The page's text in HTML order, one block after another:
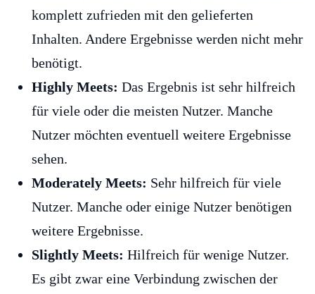
komplett zufrieden mit den gelieferten
Inhalten. Andere Ergebnisse werden nicht mehr
benötigt.
Highly Meets: Das Ergebnis ist sehr hilfreich
für viele oder die meisten Nutzer. Manche
Nutzer möchten eventuell weitere Ergebnisse
sehen.
Moderately Meets: Sehr hilfreich für viele
Nutzer. Manche oder einige Nutzer benötigen
weitere Ergebnisse.
Slightly Meets: Hilfreich für wenige Nutzer.
Es gibt zwar eine Verbindung zwischen der